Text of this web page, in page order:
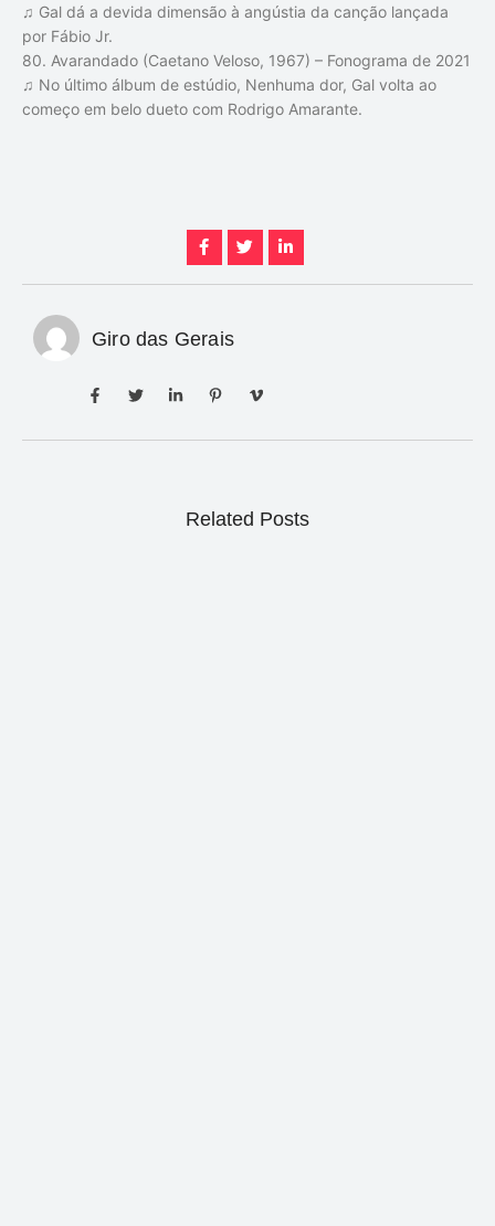
♫ Gal dá a devida dimensão à angústia da canção lançada
por Fábio Jr.
80. Avarandado (Caetano Veloso, 1967) – Fonograma de 2021
♫ No último álbum de estúdio, Nenhuma dor, Gal volta ao
começo em belo dueto com Rodrigo Amarante.
Giro das Gerais
Related Posts